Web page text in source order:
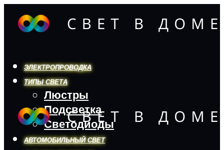
ЭЛЕКТРОПРОВОДКА
ТИПЫ СВЕТА
Люстры
Подсветка
Светодиоды
АВТОМОБИЛЬНЫЙ СВЕТ